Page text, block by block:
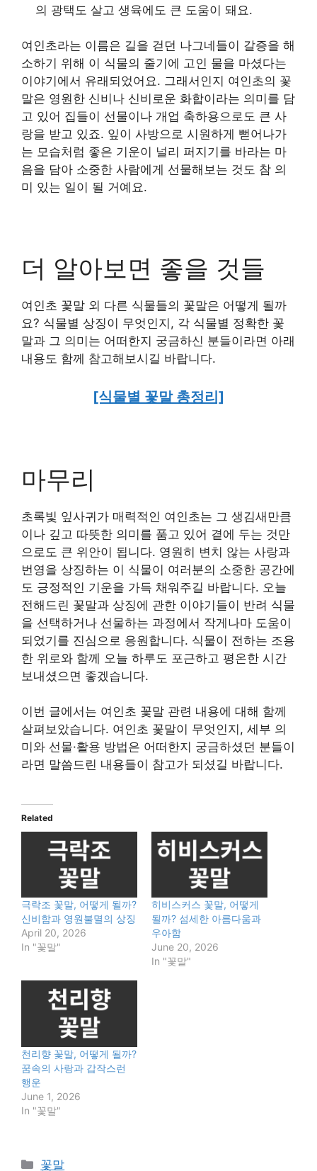
의 광택도 살고 생육에도 큰 도움이 돼요.
여인초라는 이름은 길을 걷던 나그네들이 갈증을 해
소하기 위해 이 식물의 줄기에 고인 물을 마셨다는
이야기에서 유래되었어요. 그래서인지 여인초의 꽃
말은 영원한 신비나 신비로운 화합이라는 의미를 담
고 있어 집들이 선물이나 개업 축하용으로도 큰 사
랑을 받고 있죠. 잎이 사방으로 시원하게 뻗어나가
는 모습처럼 좋은 기운이 널리 퍼지기를 바라는 마
음을 담아 소중한 사람에게 선물해보는 것도 참 의
미 있는 일이 될 거예요.
더 알아보면 좋을 것들
여인초 꽃말 외 다른 식물들의 꽃말은 어떻게 될까
요? 식물별 상징이 무엇인지, 각 식물별 정확한 꽃
말과 그 의미는 어떠한지 궁금하신 분들이라면 아래
내용도 함께 참고해보시길 바랍니다.
[식물별 꽃말 총정리]
마무리
초록빛 잎사귀가 매력적인 여인초는 그 생김새만큼
이나 깊고 따뜻한 의미를 품고 있어 곁에 두는 것만
으로도 큰 위안이 됩니다. 영원히 변치 않는 사랑과
번영을 상징하는 이 식물이 여러분의 소중한 공간에
도 긍정적인 기운을 가득 채워주길 바랍니다. 오늘
전해드린 꽃말과 상징에 관한 이야기들이 반려 식물
을 선택하거나 선물하는 과정에서 작게나마 도움이
되었기를 진심으로 응원합니다. 식물이 전하는 조용
한 위로와 함께 오늘 하루도 포근하고 평온한 시간
보내셨으면 좋겠습니다.
이번 글에서는 여인초 꽃말 관련 내용에 대해 함께
살펴보았습니다. 여인초 꽃말이 무엇인지, 세부 의
미와 선물·활용 방법은 어떠한지 궁금하셨던 분들이
라면 말씀드린 내용들이 참고가 되셨길 바랍니다.
Related
극락조 꽃말, 어떻게 될까?
신비함과 영원불멸의 상징
April 20, 2026
In "꽃말"
히비스커스 꽃말, 어떻게
될까? 섬세한 아름다움과
우아함
June 20, 2026
In "꽃말"
천리향 꽃말, 어떻게 될까?
꿈속의 사랑과 갑작스런
행운
June 1, 2026
In "꽃말"
Categories
꽃말